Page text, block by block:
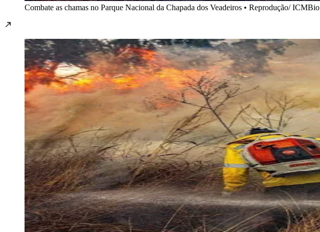
Combate as chamas no Parque Nacional da Chapada dos Veadeiros • Reprodução/ ICMBio